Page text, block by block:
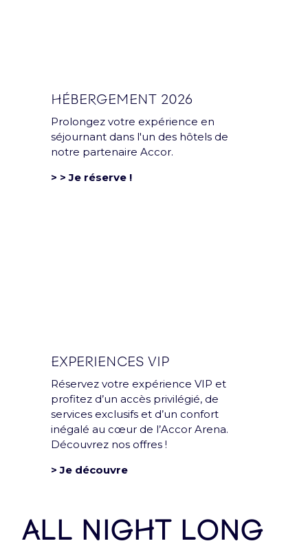
HÉBERGEMENT 2026
Prolongez votre expérience en
séjournant dans l'un des hôtels de
notre partenaire Accor.
> > Je réserve !
EXPERIENCES VIP
Réservez votre expérience VIP et
profitez d’un accès privilégié, de
services exclusifs et d’un confort
inégalé au cœur de l’Accor Arena.
Découvrez nos offres !
> Je découvre
ALL NIGHT LONG